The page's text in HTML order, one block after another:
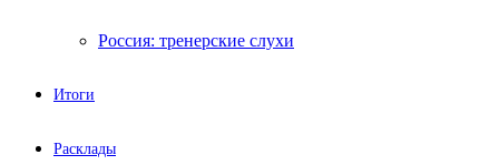
Россия: тренерские слухи
Итоги
Расклады